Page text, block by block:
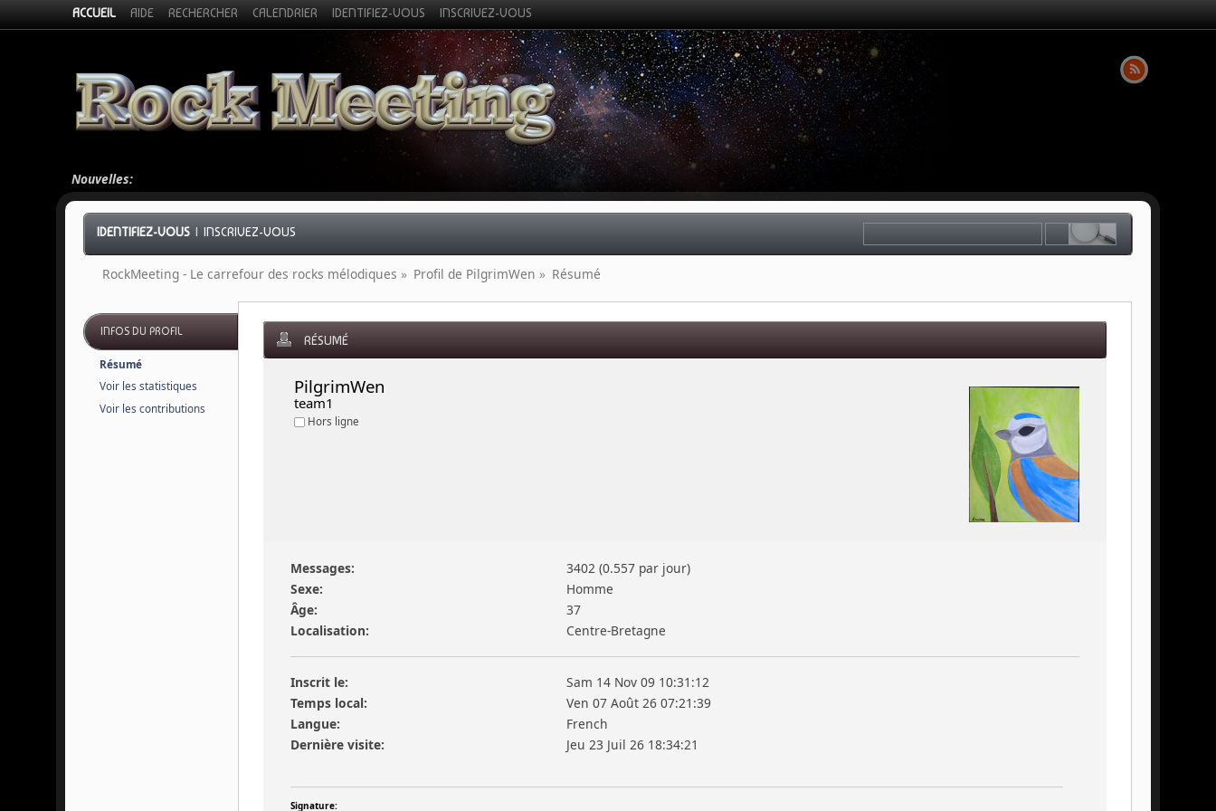
ACCUEIL AIDE RECHERCHER CALENDRIER IDENTIFIEZ-VOUS INSCRIVEZ-VOUS
Nouvelles:
IDENTIFIEZ-VOUS |INSCRIVEZ-VOUS
RockMeeting - Le carrefour des rocks mélodiques » Profil de PilgrimWen » Résumé
INFOS DU PROFIL
Résumé
Voir les statistiques
Voir les contributions
RÉSUMÉ
PilgrimWen
team1
Hors ligne
Messages:
3402 (0.557 par jour)
Sexe:
Homme
Âge:
37
Localisation:
Centre-Bretagne
Inscrit le:
Sam 14 Nov 09 10:31:12
Temps local:
Ven 07 Août 26 07:21:39
Langue:
French
Dernière visite:
Jeu 23 Juil 26 18:34:21
Signature: